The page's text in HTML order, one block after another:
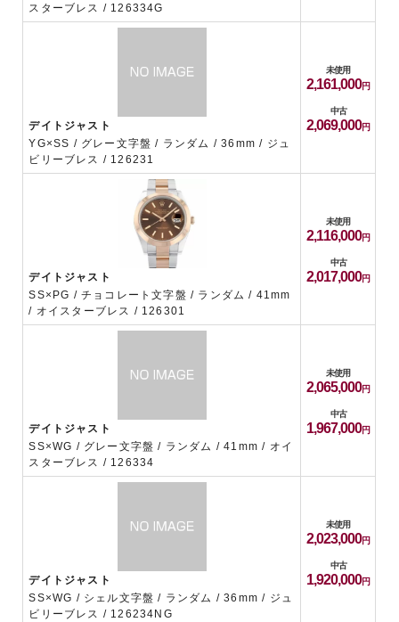
スターブレス / 126334G
デイトジャスト
YG×SS / グレー文字盤 / ランダム / 36mm / ジュ
ビリーブレス / 126231
未使用
2,161,000
中古
2,069,000
デイトジャスト
SS×PG / チョコレート文字盤 / ランダム / 41mm
/ オイスターブレス / 126301
未使用
2,116,000
中古
2,017,000
デイトジャスト
SS×WG / グレー文字盤 / ランダム / 41mm / オイ
スターブレス / 126334
未使用
2,065,000
中古
1,967,000
デイトジャスト
SS×WG / シェル文字盤 / ランダム / 36mm / ジュ
ビリーブレス / 126234NG
未使用
2,023,000
中古
1,920,000